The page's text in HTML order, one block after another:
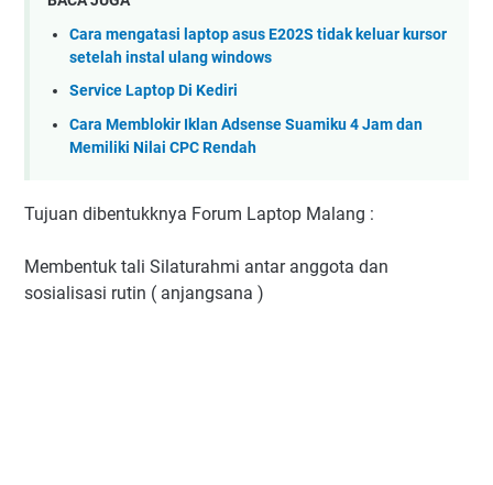
Cara mengatasi laptop asus E202S tidak keluar kursor
setelah instal ulang windows
Service Laptop Di Kediri
Cara Memblokir Iklan Adsense Suamiku 4 Jam dan
Memiliki Nilai CPC Rendah
Tujuan dibentukknya Forum Laptop Malang :
Membentuk tali Silaturahmi antar anggota dan
sosialisasi rutin ( anjangsana )